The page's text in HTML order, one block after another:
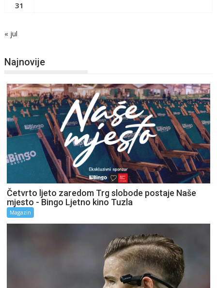
31
« jul
Najnovije
Četvrto ljeto zaredom Trg slobode postaje Naše
mjesto - Bingo Ljetno kino Tuzla
Magazin